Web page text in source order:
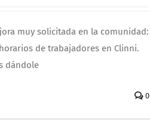
muy solicitada en la comunidad:
de trabajadores en Clinni.
dándole
0